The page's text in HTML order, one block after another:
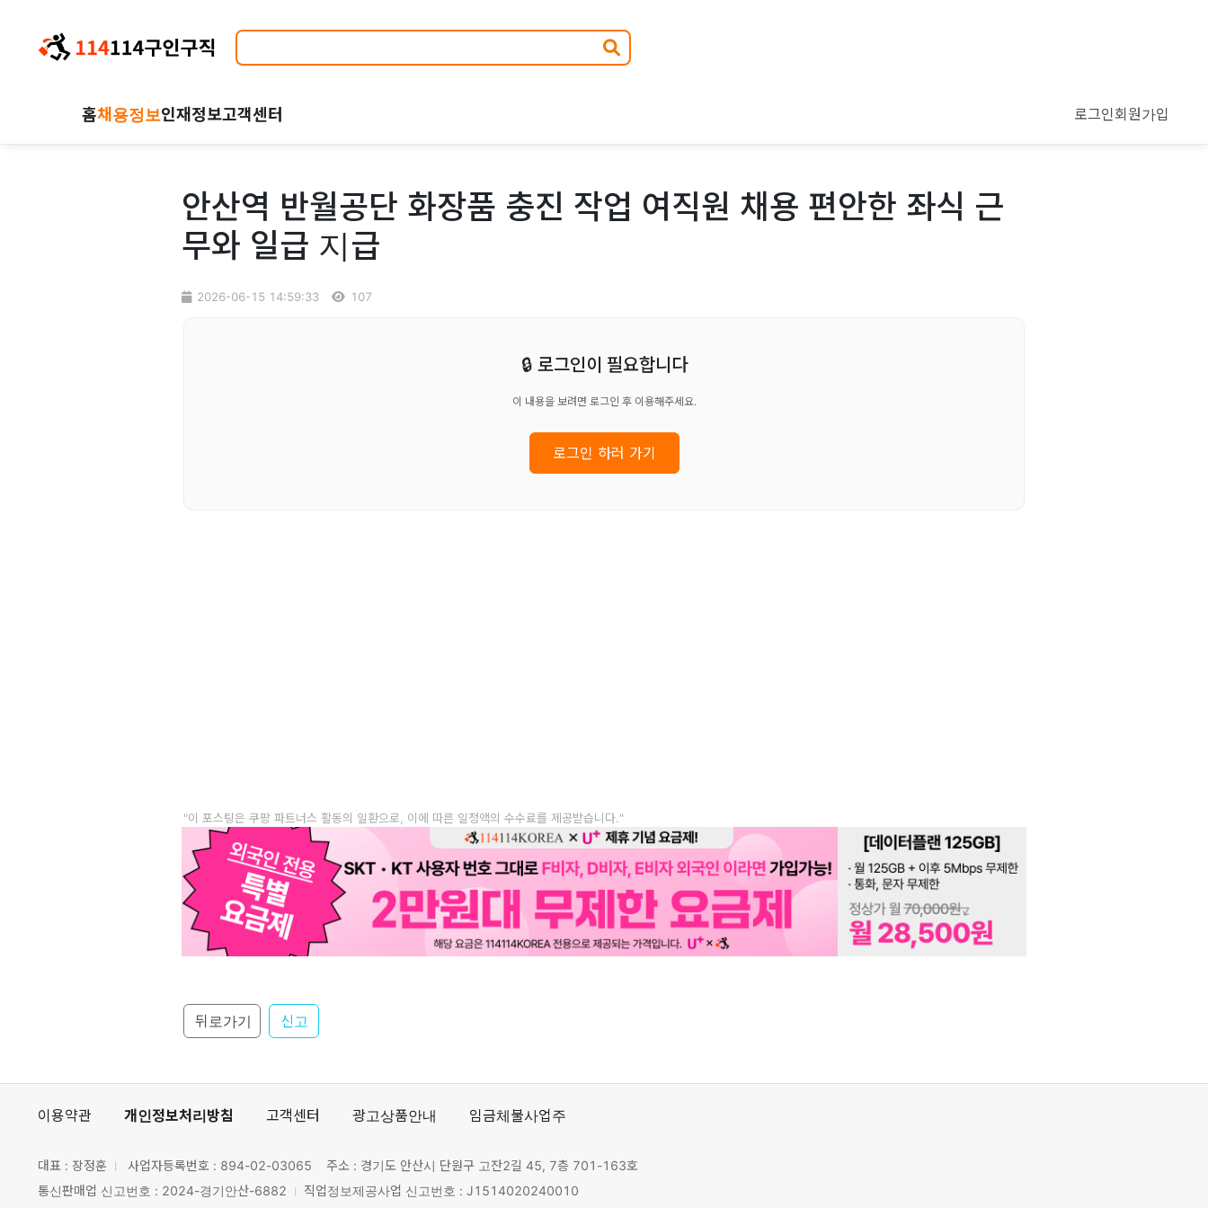
홈채용정보인재정보고객센터 로그인회원가입
안산역 반월공단 화장품 충진 작업 여직원 채용 편안한 좌식 근
무와 일급 지급
2026-06-15 14:59:33 107
🔒 로그인이 필요합니다
이 내용을 보려면 로그인 후 이용해주세요.
로그인 하러 가기
"이 포스팅은 쿠팡 파트너스 활동의 일환으로, 이에 따른 일정액의 수수료를 제공받습니다."
뒤로가기 신고
이용약관 개인정보처리방침 고객센터 광고상품안내 임금체불사업주
대표 : 장정훈 사업자등록번호 : 894-02-03065
주소 : 경기도 안산시 단원구 고잔2길 45, 7층 701-163호
통신판매업 신고번호 : 2024-경기안산-6882
직업정보제공사업 신고번호 : J1514020240010